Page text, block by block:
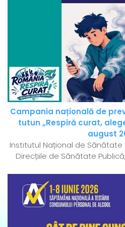
Campania națională de
tutun „Respiră curat,
august
Institutul Național de
Direcțiile de Sănătate